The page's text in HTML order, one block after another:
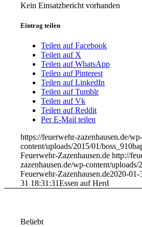
Kein Einsatzbericht vorhanden
Eintrag teilen
Teilen auf Facebook
Teilen auf X
Teilen auf WhatsApp
Teilen auf Pinterest
Teilen auf LinkedIn
Teilen auf Tumblr
Teilen auf Vk
Teilen auf Reddit
Per E-Mail teilen
https://feuerwehr-zazenhausen.de/wp-
content/uploads/2015/01/
Feuerwehr-Zazenhausen.de http://
zazenhausen.de/wp-content/
Feuerwehr-Zazenhausen.de2020-01-
31 18:31:31Essen auf Herd
Beliebt